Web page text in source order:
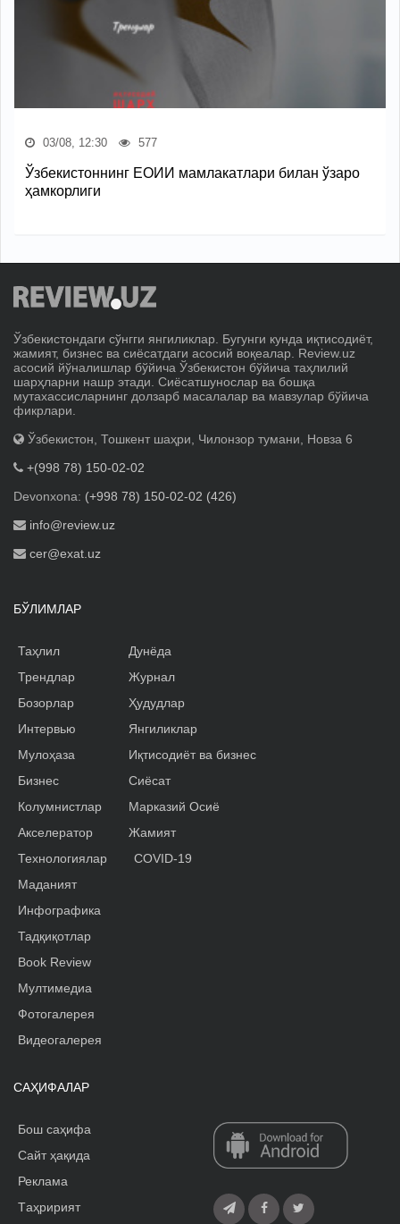
03/08, 12:30 577
Ўзбекистоннинг ЕОИИ мамлакатлари билан ўзаро
ҳамкорлиги
Ўзбекистондаги сўнгги янгиликлар. Бугунги кунда иқтисодиёт,
жамият, бизнес ва сиёсатдаги асосий воқеалар. Review.uz
асосий йўналишлар бўйича Ўзбекистон бўйича таҳлилий
шарҳларни нашр этади. Сиёсатшунослар ва бошқа
мутахассисларнинг долзарб масалалар ва мавзулар бўйича
фикрлари.
Ўзбекистон, Тошкент шаҳри, Чилонзор тумани, Новза 6
+(998 78) 150-02-02
Devonxona: (+998 78) 150-02-02 (426)
info@review.uz
cer@exat.uz
БЎЛИМЛАР
Таҳлил
Трендлар
Бозорлар
Интервью
Мулоҳаза
Бизнес
Колумнистлар
Акселератор
Дунёда
Журнал
Ҳудудлар
Янгиликлар
Иқтисодиёт ва бизнес
Сиёсат
Марказий Осиё
Жамият
Технологиялар
Маданият
Инфографика
Тадқиқотлар
Book Review
Мултимедиа
Фотогалерея
Видеогалерея
COVID-19
САҲИФАЛАР
Бош саҳифа
Сайт ҳақида
Реклама
Tаҳририят